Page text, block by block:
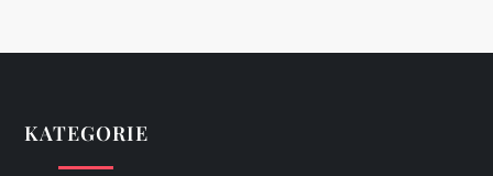
KATEGORIE